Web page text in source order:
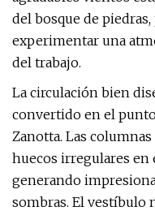
del bosque de
experimentar una
del trabajo.
La circulación bien
convertido en el
Zanotta. Las
huecos irregulares en
generando
sombras. El vestíbulo